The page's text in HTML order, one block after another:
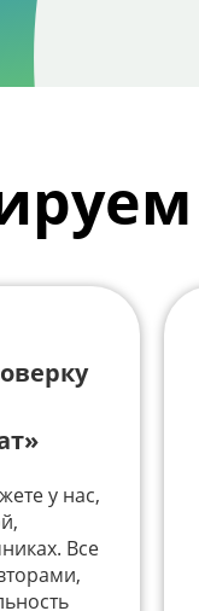
у нас,
Все